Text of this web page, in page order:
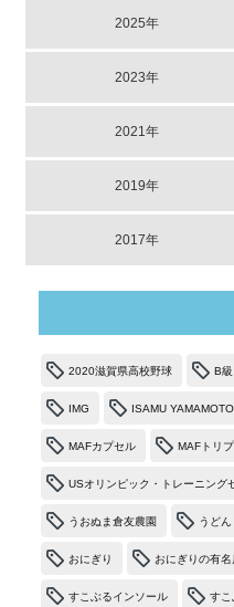
2025年
2023年
2021年
2019年
2017年
2020滋賀県高校野球 B級
IMG ISAMU YAMAMOTO
MAFカプセル MAFトリ
USオリンピック・トレーニング
うおぬま倉友農園 うどん
おにぎり おにぎりの有名
すこぶるインソール すこ